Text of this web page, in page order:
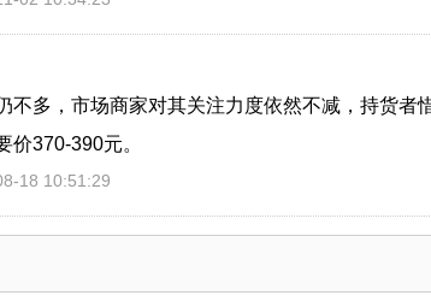
不多，市场商家对其关注力度依然不减，持货者
价370-390元。
18 10:51:29